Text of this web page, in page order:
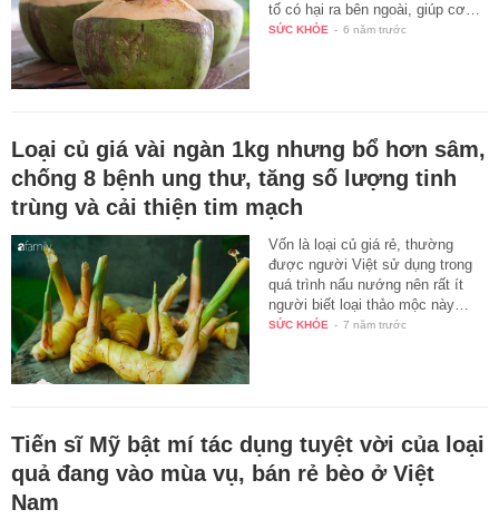
tố có hại ra bên ngoài, giúp cơ…
SỨC KHỎE - 6 năm trước
Loại củ giá vài ngàn 1kg nhưng bổ hơn sâm,
chống 8 bệnh ung thư, tăng số lượng tinh
trùng và cải thiện tim mạch
Vốn là loại củ giá rẻ, thường
được người Việt sử dụng trong
quá trình nấu nướng nên rất ít
người biết loại thảo mộc này…
SỨC KHỎE - 7 năm trước
Tiến sĩ Mỹ bật mí tác dụng tuyệt vời của loại
quả đang vào mùa vụ, bán rẻ bèo ở Việt
Nam